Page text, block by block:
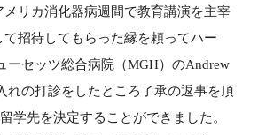
リカ消化器病週間で教育講演を主宰
て招待してもらった縁を頼ってハー
ーセッツ総合病院（MGH）のAndrew
れの打診をしたところ了承の返事を頂
学先を決定することができました。